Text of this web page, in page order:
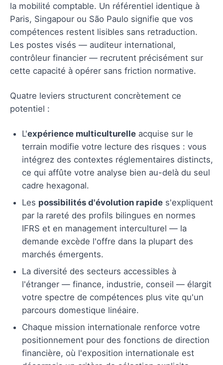
la mobilité comptable. Un référentiel identique à
Paris, Singapour ou São Paulo signifie que vos
compétences restent lisibles sans retraduction.
Les postes visés — auditeur international,
contrôleur financier — recrutent précisément sur
cette capacité à opérer sans friction normative.
Quatre leviers structurent concrètement ce
potentiel :
L'expérience multiculturelle acquise sur le
terrain modifie votre lecture des risques : vous
intégrez des contextes réglementaires distincts,
ce qui affûte votre analyse bien au-delà du seul
cadre hexagonal.
Les possibilités d'évolution rapide s'expliquent
par la rareté des profils bilingues en normes
IFRS et en management interculturel — la
demande excède l'offre dans la plupart des
marchés émergents.
La diversité des secteurs accessibles à
l'étranger — finance, industrie, conseil — élargit
votre spectre de compétences plus vite qu'un
parcours domestique linéaire.
Chaque mission internationale renforce votre
positionnement pour des fonctions de direction
financière, où l'exposition internationale est